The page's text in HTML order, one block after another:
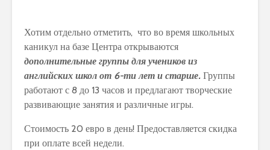
Хотим отдельно отметить, что во время школьных
каникул на базе Центра открываются
дополнительные группы для учеников из
английских школ от 6-ти лет и старше. Группы
работают с 8 до 13 часов и предлагают творческие
развивающие занятия и различные игры.
Стоимость 20 евро в день! Предоставляется скидка
при оплате всей недели.